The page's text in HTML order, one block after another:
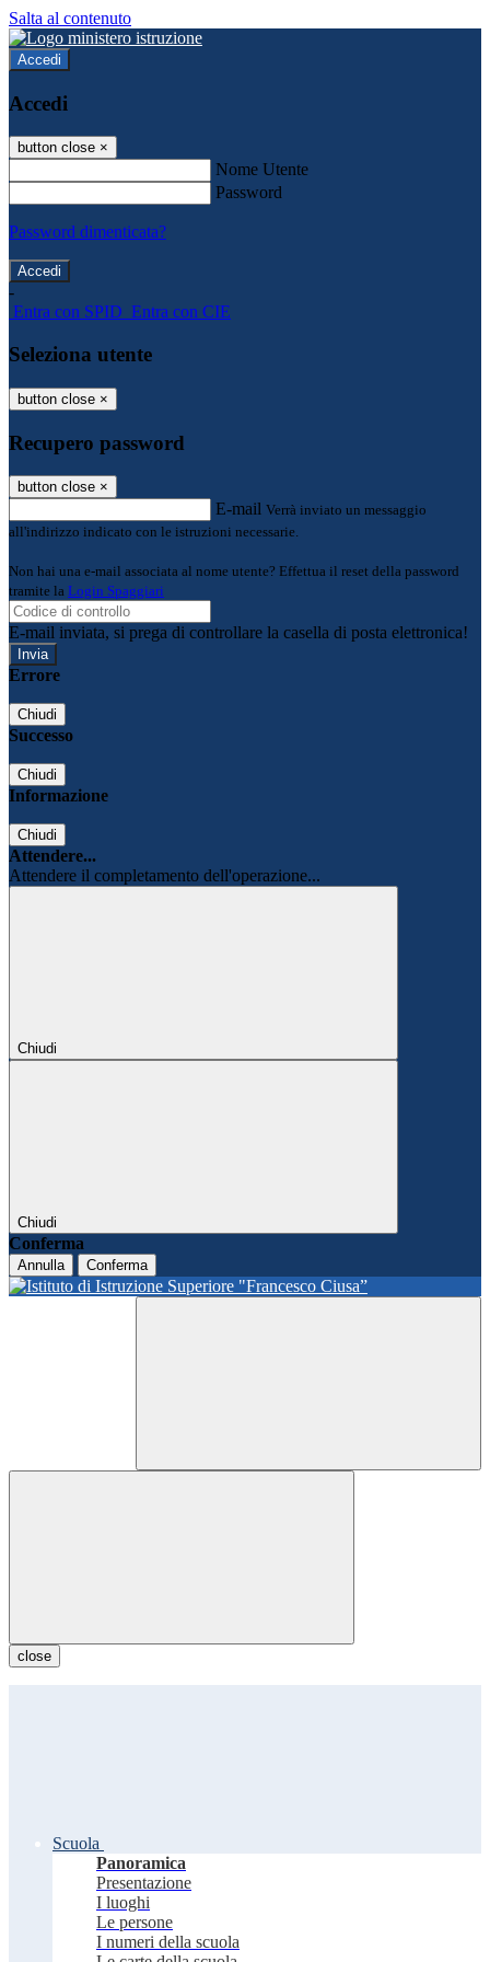
Salta al contenuto
Accedi
Accedi
button close ×
Nome Utente
Password
Password dimenticata?
-
Entra con SPID Entra con CIE
Seleziona utente
button close ×
Recupero password
button close ×
E-mail Verrà inviato un messaggio
all'indirizzo indicato con le istruzioni necessarie.
Non hai una e-mail associata al nome utente? Effettua il reset della password
tramite la Login Spaggiari
E-mail inviata, si prega di controllare la casella di posta elettronica!
Errore
Chiudi
Successo
Chiudi
Informazione
Chiudi
Attendere...
Attendere il completamento dell'operazione...
Chiudi
Chiudi
Conferma
Annulla Conferma
close
Scuola
Panoramica
Presentazione
I luoghi
Le persone
I numeri della scuola